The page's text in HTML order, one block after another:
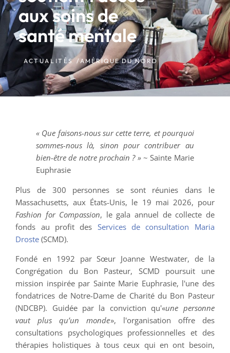
aux soins de
santé mentale
ACTUALITÉS /AMÉRIQUE DU NORD
« Que faisons-nous sur cette terre, et pourquoi
sommes-nous là, sinon pour contribuer au
bien-être de notre prochain ? »~ Sainte Marie
Euphrasie
Plus de 300 personnes se sont réunies dans le
Massachusetts, aux États-Unis, le 19 mai 2026, pour
Fashion for Compassion, le gala annuel de collecte de
fonds au profit des Services de consultation Maria
Droste (SCMD).
Fondé en 1992 par Sœur Joanne Westwater, de la
Congrégation du Bon Pasteur, SCMD poursuit une
mission inspirée par Sainte Marie Euphrasie, l'une des
fondatrices de Notre-Dame de Charité du Bon Pasteur
(NDCBP). Guidée par la conviction qu'«une personne
vaut plus qu’un monde», l'organisation offre des
consultations psychologiques professionnelles et des
thérapies holistiques à tous ceux qui en ont besoin,